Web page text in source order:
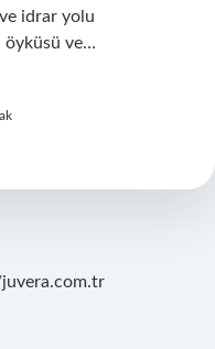
idrar yolu
öyküsü ve…